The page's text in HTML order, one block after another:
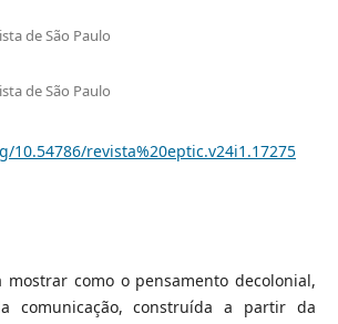
de São Paulo
de São Paulo
10.54786/revista%20eptic.v24i1.17275
mostrar como o pensamento decolonial,
comunicação, construída a partir da